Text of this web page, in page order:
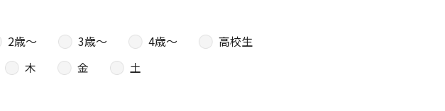
2歳〜 3歳〜 4歳〜
高校生
木 金
土